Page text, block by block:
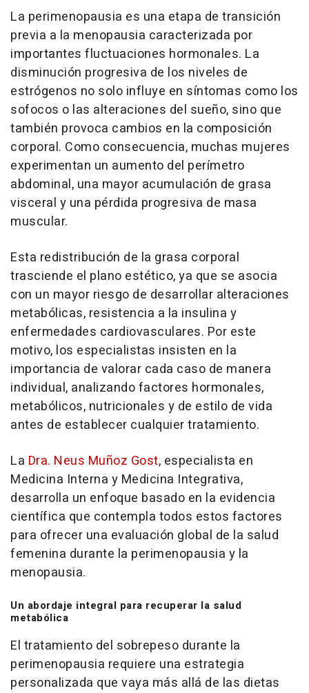
La perimenopausia es una etapa de transición
previa a la menopausia caracterizada por
importantes fluctuaciones hormonales. La
disminución progresiva de los niveles de
estrógenos no solo influye en síntomas como los
sofocos o las alteraciones del sueño, sino que
también provoca cambios en la composición
corporal. Como consecuencia, muchas mujeres
experimentan un aumento del perímetro
abdominal, una mayor acumulación de grasa
visceral y una pérdida progresiva de masa
muscular.
Esta redistribución de la grasa corporal
trasciende el plano estético, ya que se asocia
con un mayor riesgo de desarrollar alteraciones
metabólicas, resistencia a la insulina y
enfermedades cardiovasculares. Por este
motivo, los especialistas insisten en la
importancia de valorar cada caso de manera
individual, analizando factores hormonales,
metabólicos, nutricionales y de estilo de vida
antes de establecer cualquier tratamiento.
La Dra. Neus Muñoz Gost, especialista en
Medicina Interna y Medicina Integrativa,
desarrolla un enfoque basado en la evidencia
científica que contempla todos estos factores
para ofrecer una evaluación global de la salud
femenina durante la perimenopausia y la
menopausia.
Un abordaje integral para recuperar la salud
metabólica
El tratamiento del sobrepeso durante la
perimenopausia requiere una estrategia
personalizada que vaya más allá de las dietas